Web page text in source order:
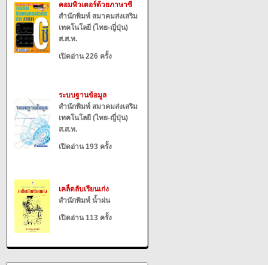
คอมพิวเตอร์ด้วยภาษาซี
สำนักพิมพ์ สมาคมส่งเสริม
เทคโนโลยี (ไทย-ญี่ปุ่น)
ส.ส.ท.
เปิดอ่าน 226 ครั้ง
ระบบฐานข้อมูล
สำนักพิมพ์ สมาคมส่งเสริม
เทคโนโลยี (ไทย-ญี่ปุ่น)
ส.ส.ท.
เปิดอ่าน 193 ครั้ง
เคล็ดลับเรียนเก่ง
สำนักพิมพ์ น้ำฝน
เปิดอ่าน 113 ครั้ง